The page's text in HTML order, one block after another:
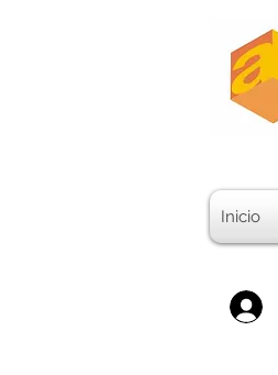
Inicio